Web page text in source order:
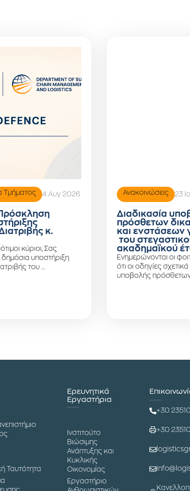
Τμήματος 4 Αυγ 2026
κ.
κύριοι, Σας
υποστήριξη
του …
Ανακοινώσεις 23
Διαδικασία
πρόσθετων
και ενστάσεων
του
ακαδημαϊκού
Ενημερώνονται οι
ότι οι οδηγίες
υποβολής πρόσθετων
Ταυτότητα
Ερευνητικά
Εργαστήρια
Ινστιτούτο
Βιώσιμης
Ανάπτυξης και
Κυκλικής
Οικονομίας
Εργαστήριο
+30
+30